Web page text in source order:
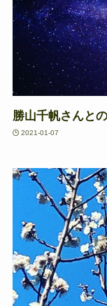
勝山千帆さんと
2021-01-07